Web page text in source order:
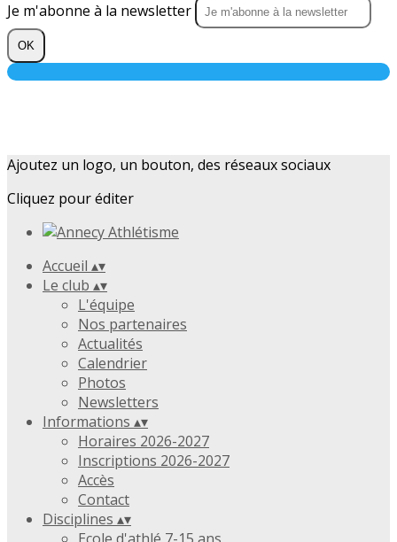
Je m'abonne à la newsletter
OK
Ajoutez un logo, un bouton, des réseaux sociaux
Cliquez pour éditer
Accueil ▴▾
Le club ▴▾
L'équipe
Nos partenaires
Actualités
Calendrier
Photos
Newsletters
Informations ▴▾
Horaires 2026-2027
Inscriptions 2026-2027
Accès
Contact
Disciplines ▴▾